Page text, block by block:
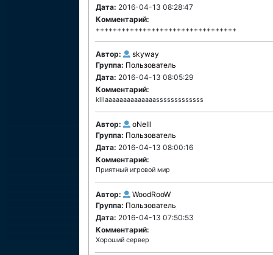
Дата: 2016-04-13 08:28:47
Комментарий:
+++++++++++++++++++++++++++++++++
Автор:
skyway
Группа: Пользователь
Дата: 2016-04-13 08:05:29
Комментарий:
klllaaaaaaaaaaaaaasssssssssssss
Автор:
oNelll
Группа: Пользователь
Дата: 2016-04-13 08:00:16
Комментарий:
Приятный игровой мир
Автор:
WoodRooW
Группа: Пользователь
Дата: 2016-04-13 07:50:53
Комментарий:
Хороший сервер